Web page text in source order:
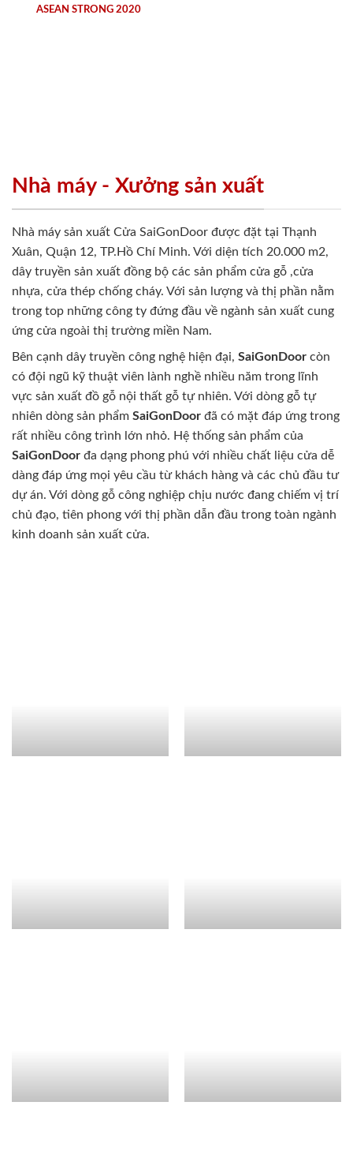
ASEAN STRONG 2020
Nhà máy - Xưởng sản xuất
Nhà máy sản xuất Cửa SaiGonDoor được đặt tại Thạnh
Xuân, Quận 12, TP.Hồ Chí Minh. Với diện tích 20.000 m2,
dây truyền sản xuất đồng bộ các sản phẩm cửa gỗ ,cửa
nhựa, cửa thép chống cháy. Với sản lượng và thị phần nằm
trong top những công ty đứng đầu về ngành sản xuất cung
ứng cửa ngoài thị trường miền Nam.
Bên cạnh dây truyền công nghệ hiện đại, SaiGonDoor còn
có đội ngũ kỹ thuật viên lành nghề nhiều năm trong lĩnh
vực sản xuất đồ gỗ nội thất gỗ tự nhiên. Với dòng gỗ tự
nhiên dòng sản phẩm SaiGonDoor đã có mặt đáp ứng trong
rất nhiều công trình lớn nhỏ. Hệ thống sản phẩm của
SaiGonDoor đa dạng phong phú với nhiều chất liệu cửa dễ
dàng đáp ứng mọi yêu cầu từ khách hàng và các chủ đầu tư
dự án. Với dòng gỗ công nghiệp chịu nước đang chiếm vị trí
chủ đạo, tiên phong với thị phần dẫn đầu trong toàn ngành
kinh doanh sản xuất cửa.